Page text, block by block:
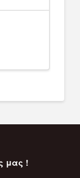
μας !